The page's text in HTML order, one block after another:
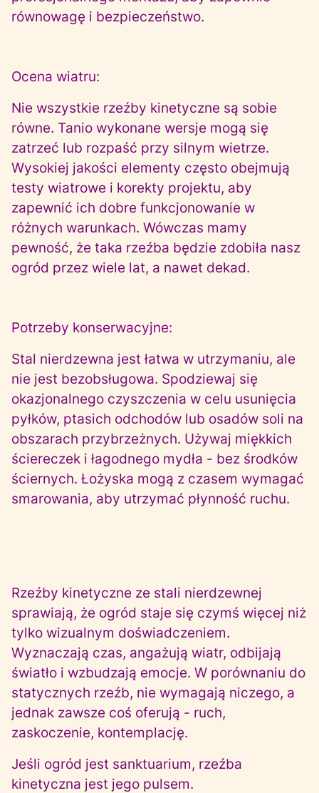
równowagę i bezpieczeństwo.
Ocena wiatru:
Nie wszystkie rzeźby kinetyczne są sobie
równe. Tanio wykonane wersje mogą się
zatrzeć lub rozpaść przy silnym wietrze.
Wysokiej jakości elementy często obejmują
testy wiatrowe i korekty projektu, aby
zapewnić ich dobre funkcjonowanie w
różnych warunkach. Wówczas mamy
pewność, że taka rzeźba będzie zdobiła nasz
ogród przez wiele lat, a nawet dekad.
Potrzeby konserwacyjne:
Stal nierdzewna jest łatwa w utrzymaniu, ale
nie jest bezobsługowa. Spodziewaj się
okazjonalnego czyszczenia w celu usunięcia
pyłków, ptasich odchodów lub osadów soli na
obszarach przybrzeżnych. Używaj miękkich
ściereczek i łagodnego mydła - bez środków
ściernych. Łożyska mogą z czasem wymagać
smarowania, aby utrzymać płynność ruchu.
Rzeźby kinetyczne ze stali nierdzewnej
sprawiają, że ogród staje się czymś więcej niż
tylko wizualnym doświadczeniem.
Wyznaczają czas, angażują wiatr, odbijają
światło i wzbudzają emocje. W porównaniu do
statycznych rzeźb, nie wymagają niczego, a
jednak zawsze coś oferują - ruch,
zaskoczenie, kontemplację.
Jeśli ogród jest sanktuarium, rzeźba
kinetyczna jest jego pulsem.